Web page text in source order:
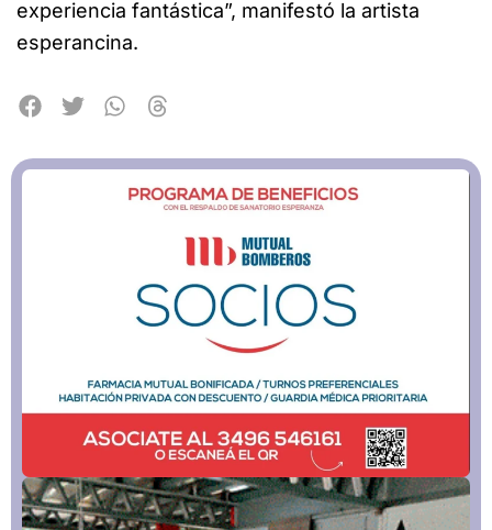
experiencia fantástica”, manifestó la artista
esperancina.